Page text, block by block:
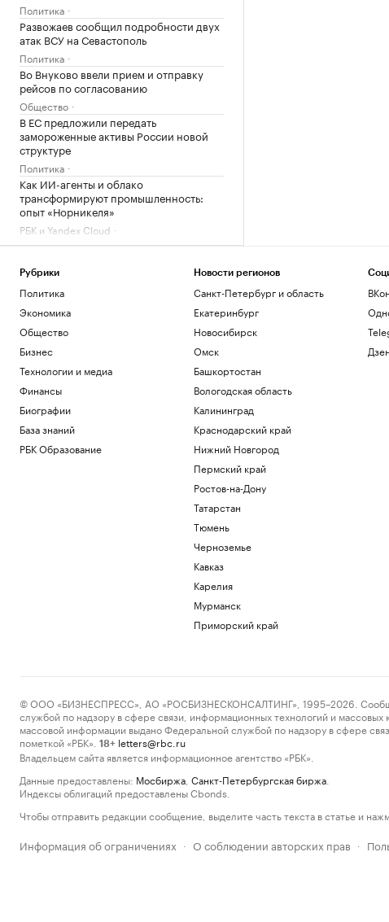
Политика
Развожаев сообщил подробности двух
атак ВСУ на Севастополь
Политика
Во Внуково ввели прием и отправку
рейсов по согласованию
Общество
В ЕС предложили передать
замороженные активы России новой
структуре
Политика
Как ИИ-агенты и облако
трансформируют промышленность:
опыт «Норникеля»
РБК и Yandex Cloud
Запорожская АЭС в третий раз за
питание
Политика
Аналитики Kpler назвали крупнейшего
поставщика авиатоплива в Европу
Политика
Сенат США согласовал краткосрочный
бюджет, чтобы избежать нового
Матч звезд на Кубке Овечкина
завершился вничью
Спорт
Рубрики
Политика
Экономика
Общество
Бизнес
Технологии и медиа
Финансы
Биографии
База знаний
РБК Образование
Новости регионов
Санкт-Петербург и область
Екатеринбург
Новосибирск
Омск
Башкортостан
Вологодская область
Калининград
Краснодарский край
Нижний Новгород
Пермский край
Ростов-на-Дону
Татарстан
Тюмень
Черноземье
Кавказ
Карелия
Мурманск
Приморский край
Дзен
© ООО «БИЗНЕСПРЕСС», АО «РОСБИЗНЕСКОНСАЛТИНГ», 1995–2026.
службой по надзору в сфере связи, информационных технологий и
массовой информации выдано Федеральной службой по надзору в сфере
пометкой «РБК».
18+ letters@rbc.ru
Владельцем сайта является информационное агентство «РБК».
Данные предоставлены: Мосбиржа Санкт-Петербургская биржа
Индексы облигаций предоставлены Cbonds.
Чтобы отправить редакции сообщение, выделите часть текста в статье и
Информация об ограничениях · О соблюдении авторских прав ·